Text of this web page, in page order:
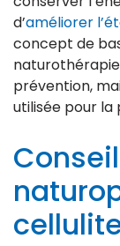
d’améliorer
concept de
naturothérapie
prévention,
utilisée pour la